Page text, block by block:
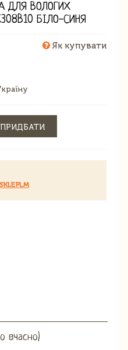
ДЛЯ ВОЛОГИХ
БІЛО-СИНЯ
Як купувати
ПРИДБАТИ
вчасно)